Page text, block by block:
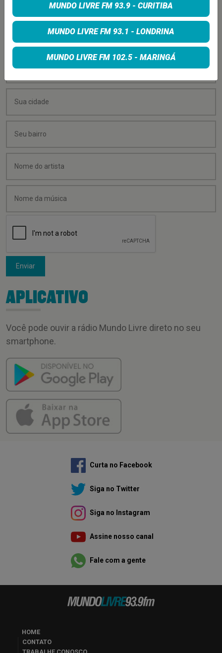
Quer sugerir uma música para rolar na minha
programação? É só preencher os campos abaixo:
Enviar
APLICATIVO
Você pode ouvir a rádio Mundo Livre direto no seu
smartphone.
Curta no Facebook
Siga no Twitter
Siga no Instagram
Assine nosso canal
Fale com a gente
HOME
CONTATO
MUNDO LIVRE FM 93.9 - CURITIBA
MUNDO LIVRE FM 93.1 - LONDRINA
MUNDO LIVRE FM 102.5 - MARINGÁ